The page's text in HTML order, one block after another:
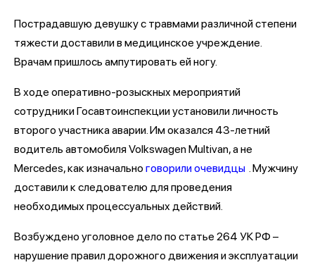
Пострадавшую девушку с травмами различной степени
тяжести доставили в медицинское учреждение.
Врачам пришлось ампутировать ей ногу.
В ходе оперативно-розыскных мероприятий
сотрудники Госавтоинспекции установили личность
второго участника аварии. Им оказался 43-летний
водитель автомобиля Volkswagen Multivan, а не
Mercedes, как изначально говорили очевидцы . Мужчину
доставили к следователю для проведения
необходимых процессуальных действий.
Возбуждено уголовное дело по статье 264 УК РФ –
нарушение правил дорожного движения и эксплуатации